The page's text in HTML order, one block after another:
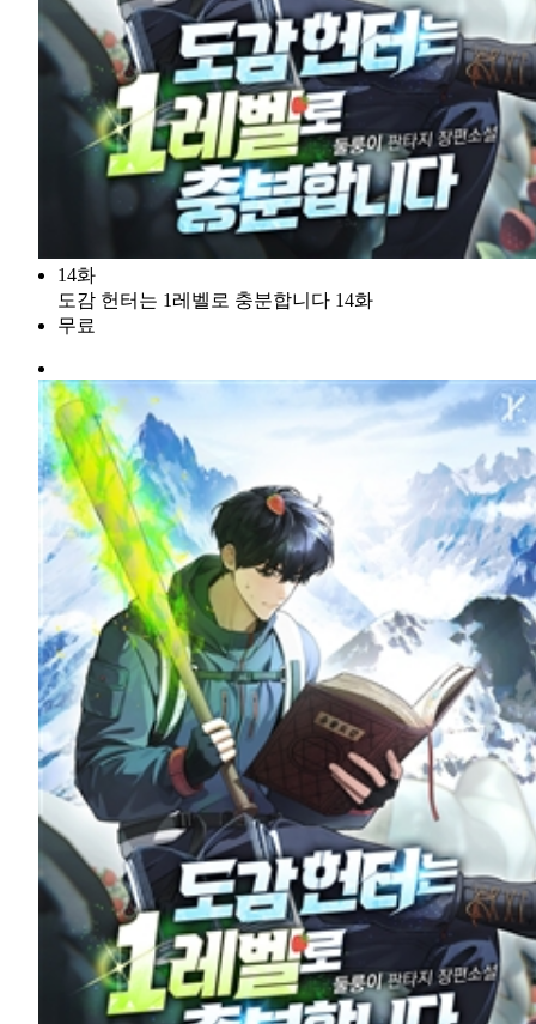
14화
도감 헌터는 1레벨로 충분합니다 14화
무료